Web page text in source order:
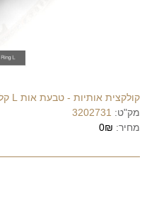
קולקצית אותיות - טבעת אות L קלאסית
מק"ט: 3202731
מחיר: 0₪